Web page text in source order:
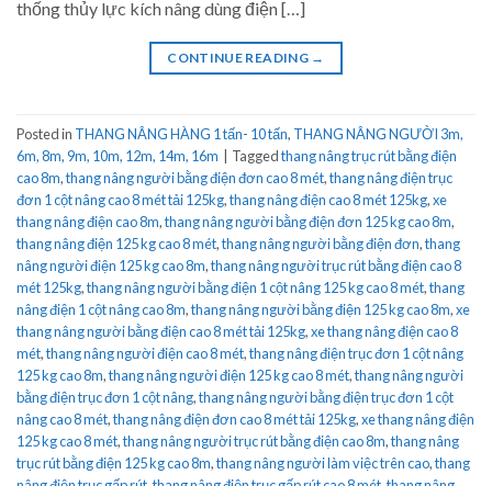
thống thủy lực kích nâng dùng điện […]
CONTINUE READING →
Posted in THANG NÂNG HÀNG 1 tấn- 10 tấn, THANG NÂNG NGƯỜI 3m,
6m, 8m, 9m, 10m, 12m, 14m, 16m
Taggedthang nâng trục rút bằng điện
cao 8m,thang nâng người bằng điện đơn cao 8 mét,thang nâng điện trục
đơn 1 cột nâng cao 8 mét tải 125kg,thang nâng điện cao 8 mét 125kg,xe
thang nâng điện cao 8m,thang nâng người bằng điện đơn 125 kg cao 8m,
thang nâng điện 125 kg cao 8 mét,thang nâng người bằng điện đơn,thang
nâng người điện 125 kg cao 8m,thang nâng người trục rút bằng điện cao 8
mét 125kg,thang nâng người bằng điện 1 cột nâng 125 kg cao 8 mét,thang
nâng điện 1 cột nâng cao 8m,thang nâng người bằng điện 125 kg cao 8m,xe
thang nâng người bằng điện cao 8 mét tải 125kg,xe thang nâng điện cao 8
mét,thang nâng người điện cao 8 mét,thang nâng điện trục đơn 1 cột nâng
125 kg cao 8m,thang nâng người điện 125 kg cao 8 mét,thang nâng người
bằng điện trục đơn 1 cột nâng,thang nâng người bằng điện trục đơn 1 cột
nâng cao 8 mét,thang nâng điện đơn cao 8 mét tải 125kg,xe thang nâng điện
125 kg cao 8 mét,thang nâng người trục rút bằng điện cao 8m,thang nâng
trục rút bằng điện 125 kg cao 8m,thang nâng người làm việc trên cao,thang